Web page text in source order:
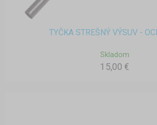
TYČKA STREŠNÝ VÝSUV -
Skladom
15,00 €